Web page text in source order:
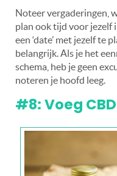
Noteer vergaderingen,
plan ook tijd voor jezelf
een ‘date’ met jezelf te
belangrijk. Als je het
schema, heb je geen
noteren je hoofd leeg.
#8: Voeg